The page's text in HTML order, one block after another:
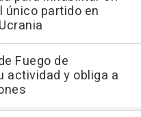
partido en
Fuego de
actividad y obliga a